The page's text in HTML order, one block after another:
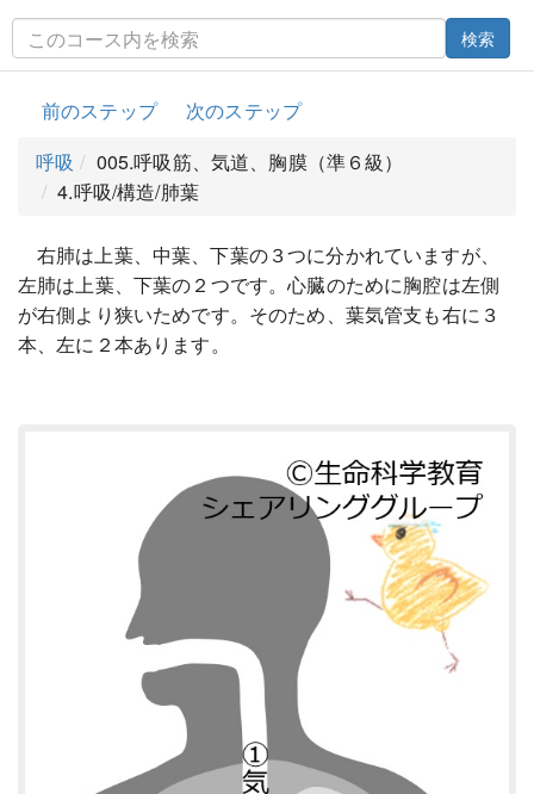
検索
前のステップ
次のステップ
呼吸
005.呼吸筋、気道、胸膜（準６級）
4.呼吸/構造/肺葉
右肺は上葉、中葉、下葉の３つに分かれていますが、
左肺は上葉、下葉の２つです。心臓のために胸腔は左側
が右側より狭いためです。そのため、葉気管支も右に３
本、左に２本あります。